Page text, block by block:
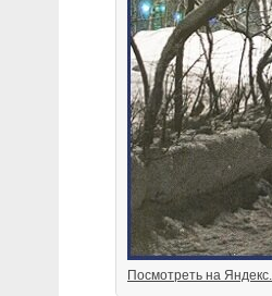
Посмотреть на